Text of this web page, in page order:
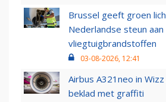
Brussel geeft groen
Nederlandse steun
vliegtuigbrandstoffen
03-08-2026, 12:41
Airbus A321neo in
beklad met graffiti